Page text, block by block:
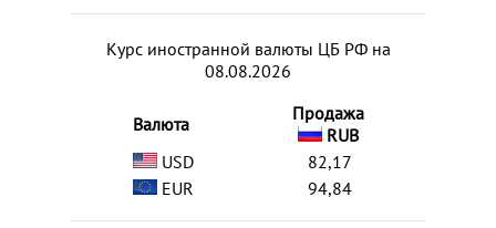
Курс иностранной валюты ЦБ РФ на
08.08.2026
Валюта
Продажа
RUB
USD
82,17
EUR
94,84